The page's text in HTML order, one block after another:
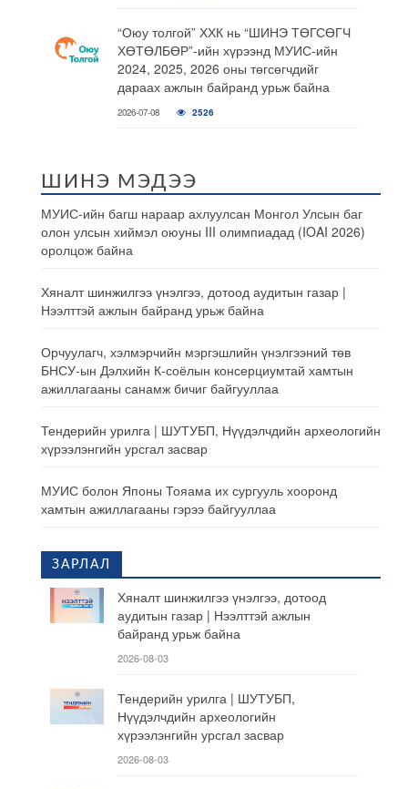
“Оюу толгой” ХХК нь “ШИНЭ ТӨГСӨГЧ
ХӨТӨЛБӨР”-ийн хүрээнд МУИС-ийн
2024, 2025, 2026 оны төгсөгчдийг
дараах ажлын байранд урьж байна
2026-07-08 2526
ШИНЭ МЭДЭЭ
МУИС-ийн багш нараар ахлуулсан Монгол Улсын баг
олон улсын хиймэл оюуны III олимпиадад (IOAI 2026)
оролцож байна
Хяналт шинжилгээ үнэлгээ, дотоод аудитын газар |
Нээлттэй ажлын байранд урьж байна
Орчуулагч, хэлмэрчийн мэргэшлийн үнэлгээний төв
БНСУ-ын Дэлхийн К-соёлын консерциумтай хамтын
ажиллагааны санамж бичиг байгууллаа
Тендерийн урилга | ШУТУБП, Нүүдэлчдийн археологийн
хүрээлэнгийн урсгал засвар
МУИС болон Японы Тояама их сургууль хооронд
хамтын ажиллагааны гэрээ байгууллаа
ЗАРЛАЛ
Хяналт шинжилгээ үнэлгээ, дотоод
аудитын газар | Нээлттэй ажлын
байранд урьж байна
2026-08-03
Тендерийн урилга | ШУТУБП,
Нүүдэлчдийн археологийн
хүрээлэнгийн урсгал засвар
2026-08-03